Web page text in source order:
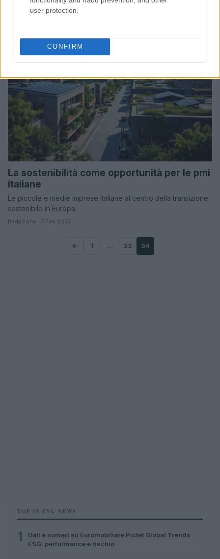
user protection.
CONFIRM
Redazione · 7 Feb 2025
La sostenibilità come opportunità per le pmi
italiane
Le piccole e medie imprese italiane al centro della transizione
sostenibile in Europa.
Redazione · 7 Feb 2025
← 1 … 33 34
TOP IN ESG NEWS
1
Dati e numeri su Euromobiliare Pictet Global Trends
ESG: performance e rischio